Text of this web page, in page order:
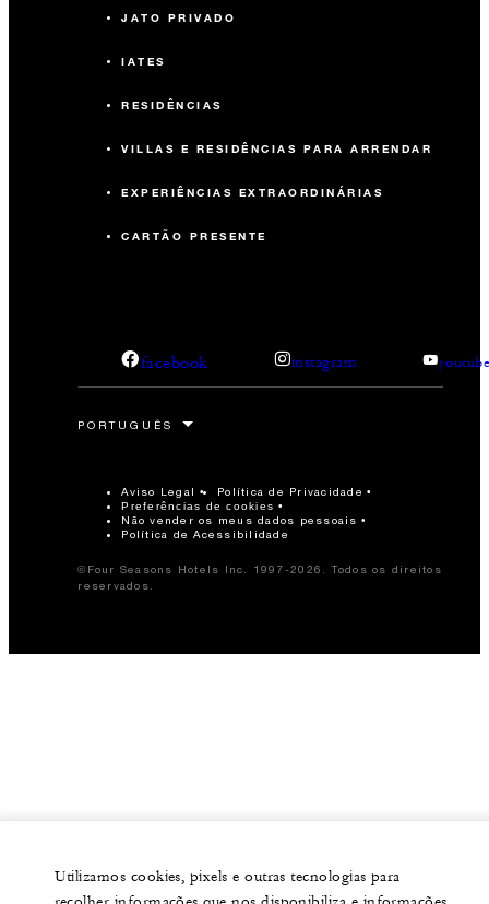
JATO PRIVADO
IATES
RESIDÊNCIAS
VILLAS E RESIDÊNCIAS PARA ARRENDAR
EXPERIÊNCIAS EXTRAORDINÁRIAS
CARTÃO PRESENTE
facebook instagram
Aviso Legal Política de Privacidade
Preferências de cookies
Não vender os meus dados pessoais
Política de Acessibilidade
©Four Seasons Hotels Inc. 1997-2026. Todos os direitos
reservados.
Utilizamos cookies, pixels e outras tecnologias para